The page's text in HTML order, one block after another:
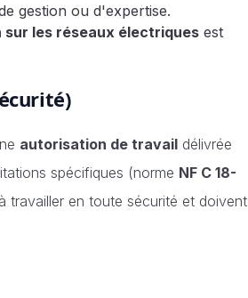
gestion ou d'expertise.
les réseaux électriques est
autorisation de travail délivrée
spécifiques (norme NF C 18-
travailler en toute sécurité et doivent